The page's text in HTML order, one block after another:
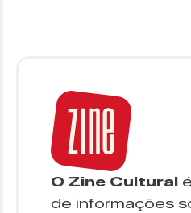
O Zine Cultural
de informações